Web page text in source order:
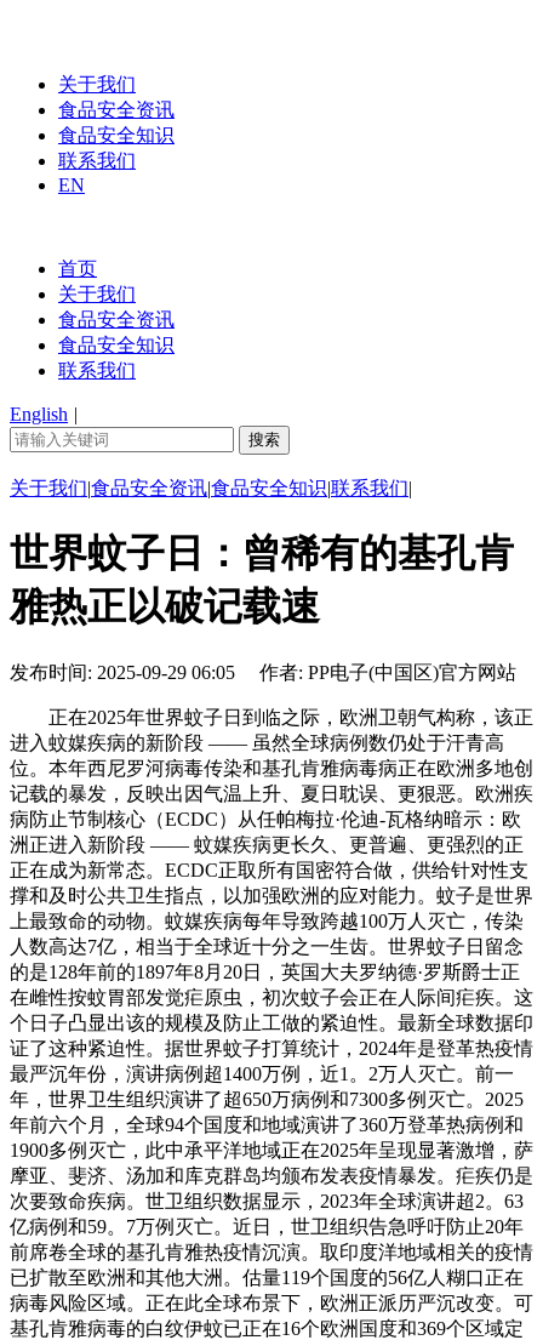
关于我们
食品安全资讯
食品安全知识
联系我们
EN
首页
关于我们
食品安全资讯
食品安全知识
联系我们
English |
关于我们|食品安全资讯|食品安全知识|联系我们|
世界蚊子日：曾稀有的基孔肯
雅热正以破记载速
发布时间: 2025-09-29 06:05 作者: PP电子(中国区)官方网站
正在2025年世界蚊子日到临之际，欧洲卫朝气构称，该正
进入蚊媒疾病的新阶段 —— 虽然全球病例数仍处于汗青高
位。本年西尼罗河病毒传染和基孔肯雅病毒病正在欧洲多地创
记载的暴发，反映出因气温上升、夏日耽误、更狠恶。欧洲疾
病防止节制核心（ECDC）从任帕梅拉·伦迪-瓦格纳暗示：欧
洲正进入新阶段 —— 蚊媒疾病更长久、更普遍、更强烈的正
正在成为新常态。ECDC正取所有国密符合做，供给针对性支
撑和及时公共卫生指点，以加强欧洲的应对能力。蚊子是世界
上最致命的动物。蚊媒疾病每年导致跨越100万人灭亡，传染
人数高达7亿，相当于全球近十分之一生齿。世界蚊子日留念
的是128年前的1897年8月20日，英国大夫罗纳德·罗斯爵士正
在雌性按蚊胃部发觉疟原虫，初次蚊子会正在人际间疟疾。这
个日子凸显出该的规模及防止工做的紧迫性。最新全球数据印
证了这种紧迫性。据世界蚊子打算统计，2024年是登革热疫情
最严沉年份，演讲病例超1400万例，近1。2万人灭亡。前一
年，世界卫生组织演讲了超650万病例和7300多例灭亡。2025
年前六个月，全球94个国度和地域演讲了360万登革热病例和
1900多例灭亡，此中承平洋地域正在2025年呈现显著激增，萨
摩亚、斐济、汤加和库克群岛均颁布发表疫情暴发。疟疾仍是
次要致命疾病。世卫组织数据显示，2023年全球演讲超2。63
亿病例和59。7万例灭亡。近日，世卫组织告急呼吁防止20年
前席卷全球的基孔肯雅热疫情沉演。取印度洋地域相关的疫情
已扩散至欧洲和其他大洲。估量119个国度的56亿人糊口正在
病毒风险区域。正在此全球布景下，欧洲正派历严沉改变。可
基孔肯雅病毒的白纹伊蚊已正在16个欧洲国度和369个区域定